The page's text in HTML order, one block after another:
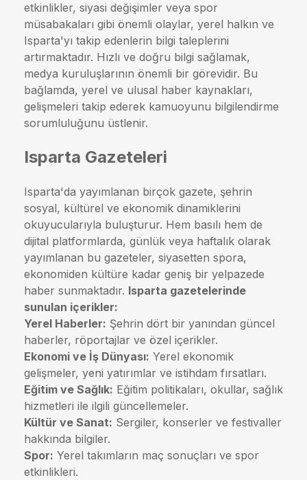
etkinlikler, siyasi değişimler veya spor
müsabakaları gibi önemli olaylar, yerel halkın ve
Isparta'yı takip edenlerin bilgi taleplerini
artırmaktadır. Hızlı ve doğru bilgi sağlamak,
medya kuruluşlarının önemli bir görevidir. Bu
bağlamda, yerel ve ulusal haber kaynakları,
gelişmeleri takip ederek kamuoyunu bilgilendirme
sorumluluğunu üstlenir.
Isparta Gazeteleri
Isparta'da yayımlanan birçok gazete, şehrin
sosyal, kültürel ve ekonomik dinamiklerini
okuyucularıyla buluşturur. Hem basılı hem de
dijital platformlarda, günlük veya haftalık olarak
yayımlanan bu gazeteler, siyasetten spora,
ekonomiden kültüre kadar geniş bir yelpazede
haber sunmaktadır. Isparta gazetelerinde
sunulan içerikler:
Yerel Haberler: Şehrin dört bir yanından güncel
haberler, röportajlar ve özel içerikler.
Ekonomi ve İş Dünyası: Yerel ekonomik
gelişmeler, yeni yatırımlar ve istihdam fırsatları.
Eğitim ve Sağlık: Eğitim politikaları, okullar, sağlık
hizmetleri ile ilgili güncellemeler.
Kültür ve Sanat: Sergiler, konserler ve festivaller
hakkında bilgiler.
Spor: Yerel takımların maç sonuçları ve spor
etkinlikleri.